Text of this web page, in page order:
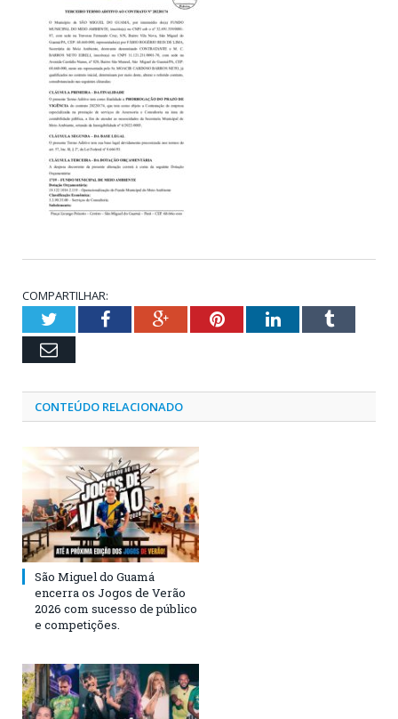
COMPARTILHAR:
TwitterFacebookGoogle+PinterestLinkedInTumblr
Email
CONTEÚDO RELACIONADO
São Miguel do Guamá
encerra os Jogos de Verão
2026 com sucesso de público
e competições.